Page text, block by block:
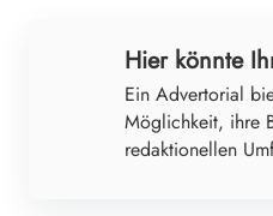
Hier könnte
Ein Advertorial
Möglichkeit, ihre
redaktionellen